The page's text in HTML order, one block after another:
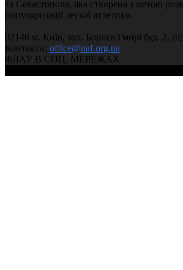
та Севастополя, яка створена з метою
популяризації легкої атлетики
02140 м. Київ, вул. Бориса Гмирі буд. 2,
Контакти: office@uaf.org.ua
ФЛАУ В СОЦ. МЕРЕЖАХ